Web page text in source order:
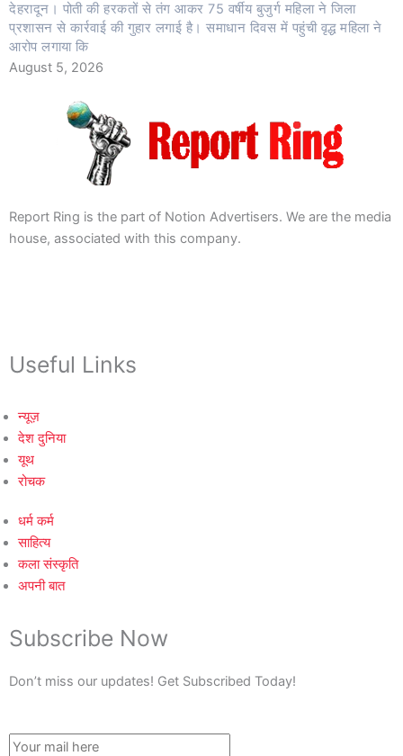
देहरादून। पोती की हरकतों से तंग आकर 75 वर्षीय बुजुर्ग महिला ने जिला
प्रशासन से कार्रवाई की गुहार लगाई है। समाधान दिवस में पहुंची वृद्ध महिला ने
आरोप लगाया कि
August 5, 2026
Report Ring is the part of Notion Advertisers. We are the media
house, associated with this company.
Useful Links
न्यूज़
देश दुनिया
यूथ
रोचक
धर्म कर्म
साहित्य
कला संस्कृति
अपनी बात
Subscribe Now
Don’t miss our updates! Get Subscribed Today!